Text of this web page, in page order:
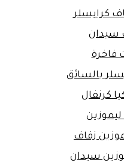
كرايسلر
سيدان
فاخرة
بالسائق
كرنفال
زفاف
سيدان